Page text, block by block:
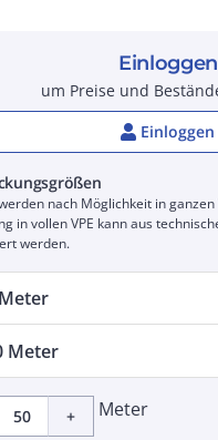
Einloggen
um Preise und
Einloggen
nach Möglichkeit in ganzen
in vollen VPE kann aus
werden.
Meter
+ Meter